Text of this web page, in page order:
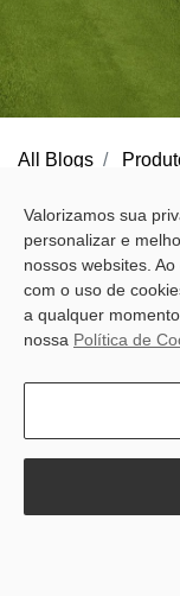
All Blogs
The landscaping
staff shortages
minimal
with a robotic
and large-scale
navigation, and
machine.
Valorizamos sua
personalizar e
nossos websites.
com o uso de
a qualquer
nossa Política de